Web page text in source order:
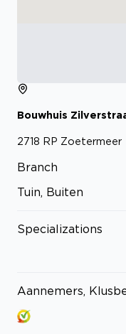
Bouwhuis
2718 RP Zoetermeer
Branch
Tuin, Buiten
Specializations
Aannemers,